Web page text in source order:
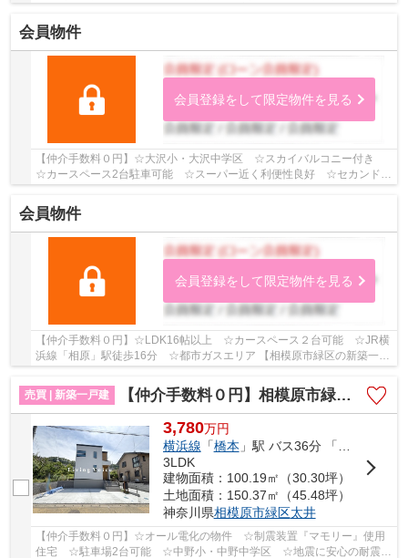
ト・SIC・パントリーなど収納スペース豊富 ☆地震に...
会員物件
会員登録をして限定物件を見る
【仲介手数料０円】☆大沢小・大沢中学区 ☆スカイバルコニー付き
☆カースペース2台駐車可能 ☆スーパー近く利便性良好 ☆セカンド洗
面あり ☆20.3帖の広々ＬＤＫ ☆リビングイン階段...
会員物件
会員登録をして限定物件を見る
【仲介手数料０円】☆LDK16帖以上 ☆カースペース２台可能 ☆JR横
浜線「相原」駅徒歩16分 ☆都市ガスエリア 【相模原市緑区の新築一戸
建てのことならリビングボイスにお任せ下さい！】
売買 | 新築一戸建
【仲介手数料０円】相模原市緑区太井XV 新築一戸建て 1号棟 全2棟
3,780万円
横浜線 「橋本 」駅 バス36分 「小網（神奈川県）」 停歩5分
3LDK
建物面積：100.19㎡（30.30坪）
土地面積：150.37㎡（45.48坪）
神奈川県相模原市緑区太井
【仲介手数料０円】☆オール電化の物件 ☆制震装置『マモリー』使用
住宅 ☆駐車場2台可能 ☆中野小・中野中学区 ☆地震に安心の耐震等